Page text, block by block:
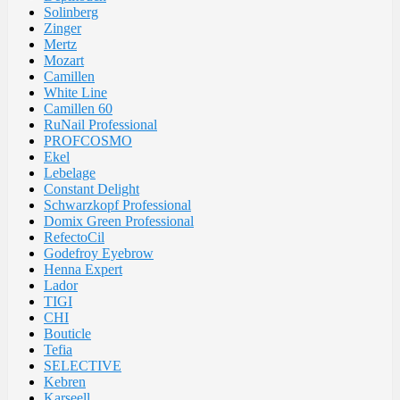
Solinberg
Zinger
Mertz
Mozart
Camillen
White Line
Camillen 60
RuNail Professional
PROFCOSMO
Ekel
Lebelage
Constant Delight
Schwarzkopf Professional
Domix Green Professional
RefectoCil
Godefroy Eyebrow
Henna Expert
Lador
TIGI
CHI
Bouticle
Tefia
SELECTIVE
Kebren